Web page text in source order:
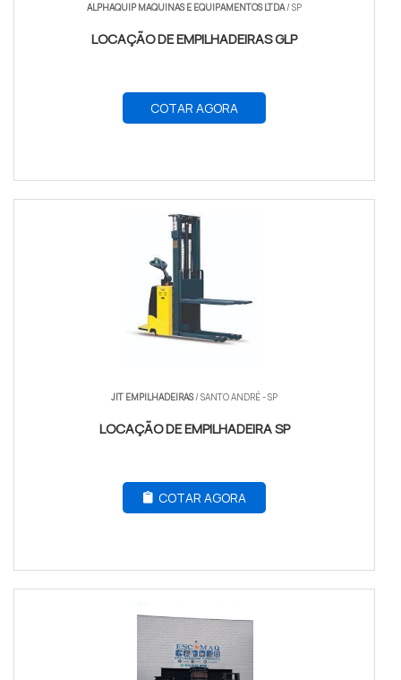
ALPHAQUIP MAQUINAS E EQUIPAMENTOS LTDA/ SP
LOCAÇÃO DE EMPILHADEIRAS GLP
COTAR AGORA
JIT EMPILHADEIRAS/ SANTO ANDRÉ - SP
LOCAÇÃO DE EMPILHADEIRA SP
COTAR AGORA